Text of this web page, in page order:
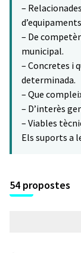
–
– De
municipal.
– Concretes i
determinada.
– Que
– D’interès
– Viables
Els suports a
54 propostes